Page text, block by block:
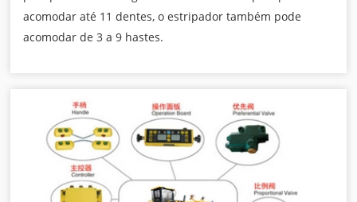
acomodar até 11 dentes, o estripador também pode
acomodar de 3 a 9 hastes.